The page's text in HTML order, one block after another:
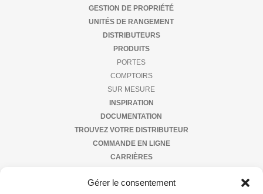
Gérer le consentement
GESTION DE PROPRIÉTÉ
UNITÉS DE RANGEMENT
DISTRIBUTEURS
PRODUITS
PORTES
COMPTOIRS
SUR MESURE
INSPIRATION
DOCUMENTATION
TROUVEZ VOTRE DISTRIBUTEUR
COMMANDE EN LIGNE
CARRIÈRES
À PROPOS DE NOUS